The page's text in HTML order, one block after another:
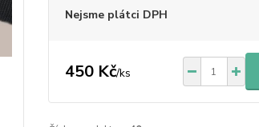
Nejsme plátci DPH
450 Kč/ks